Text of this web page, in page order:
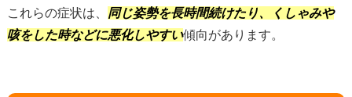
これらの症状は、 同じ姿勢を長時間続けたり、くしゃみや
咳をした時などに悪化しやすい傾向があります。